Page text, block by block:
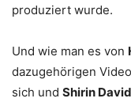
produziert wurde.
Und wie man es von
dazugehörigen
sich und Shirin David